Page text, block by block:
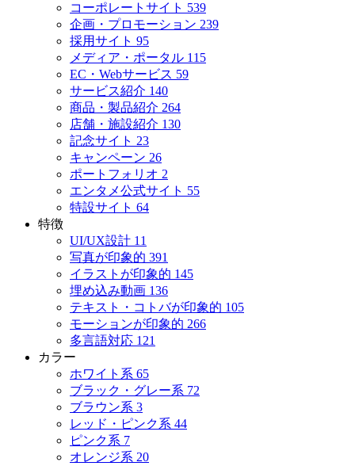
コーポレートサイト 539
企画・プロモーション 239
採用サイト 95
メディア・ポータル 115
EC・Webサービス 59
サービス紹介 140
商品・製品紹介 264
店舗・施設紹介 130
記念サイト 23
キャンペーン 26
ポートフォリオ 2
エンタメ公式サイト 55
特設サイト 64
特徴
UI/UX設計 11
写真が印象的 391
イラストが印象的 145
埋め込み動画 136
テキスト・コトバが印象的 105
モーションが印象的 266
多言語対応 121
カラー
ホワイト系 65
ブラック・グレー系 72
ブラウン系 3
レッド・ピンク系 44
ピンク系 7
オレンジ系 20